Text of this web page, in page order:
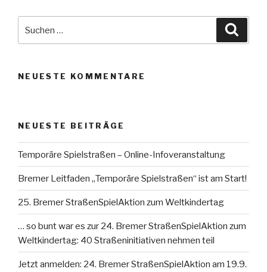
NEUESTE KOMMENTARE
NEUESTE BEITRÄGE
Temporäre Spielstraßen – Online-Infoveranstaltung
Bremer Leitfaden „Temporäre Spielstraßen“ ist am Start!
25. Bremer StraßenSpielAktion zum Weltkindertag
… so bunt war es zur 24. Bremer StraßenSpielAktion zum
Weltkindertag: 40 Straßeninitiativen nehmen teil
Jetzt anmelden: 24. Bremer StraßenSpielAktion am 19.9.